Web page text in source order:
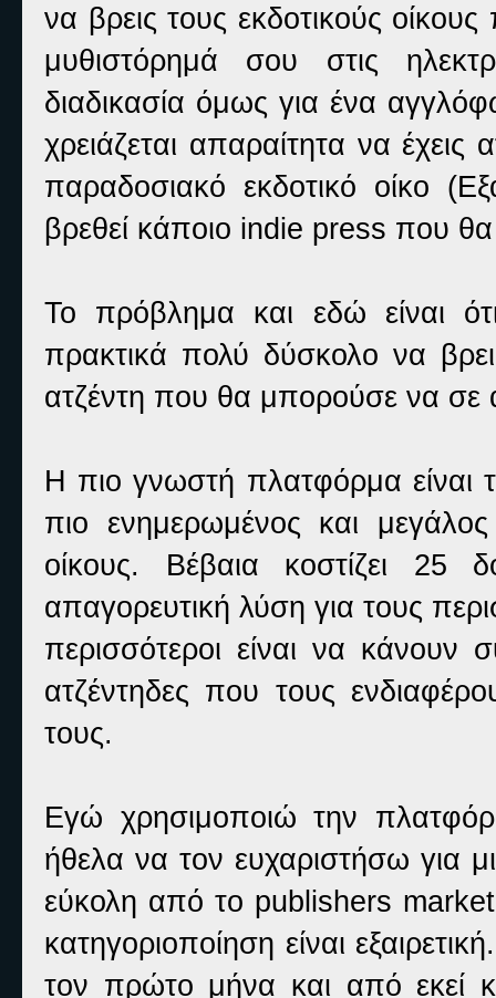
να βρεις τους εκδοτικούς
μυθιστόρημά σου στις
διαδικασία όμως για ένα
χρειάζεται απαραίτητα να
παραδοσιακό εκδοτικό οίκο
βρεθεί κάποιο indie press που θα
Το πρόβλημα και εδώ είναι
πρακτικά πολύ δύσκολο να
ατζέντη που θα μπορούσε να σε
Η πιο γνωστή πλατφόρμα είναι
πιο ενημερωμένος και
οίκους. Βέβαια κοστίζει 25
απαγορευτική λύση για τους
περισσότεροι είναι να
ατζέντηδες που τους
τους.
Εγώ χρησιμοποιώ την
ήθελα να τον ευχαριστήσω για
εύκολη από το publishers
κατηγοριοποίηση είναι
τον πρώτο μήνα και από εκεί